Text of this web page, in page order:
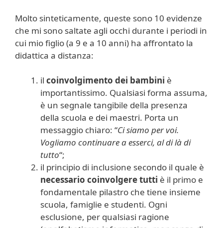
Molto sinteticamente, queste sono 10 evidenze
che mi sono saltate agli occhi durante i periodi in
cui mio figlio (a 9 e a 10 anni) ha affrontato la
didattica a distanza:
il coinvolgimento dei bambini è
importantissimo. Qualsiasi forma assuma,
è un segnale tangibile della presenza
della scuola e dei maestri. Porta un
messaggio chiaro: “Ci siamo per voi.
Vogliamo continuare a esserci, al di là di
tutto“;
il principio di inclusione secondo il quale è
necessario coinvolgere tutti è il primo e
fondamentale pilastro che tiene insieme
scuola, famiglie e studenti. Ogni
esclusione, per qualsiasi ragione